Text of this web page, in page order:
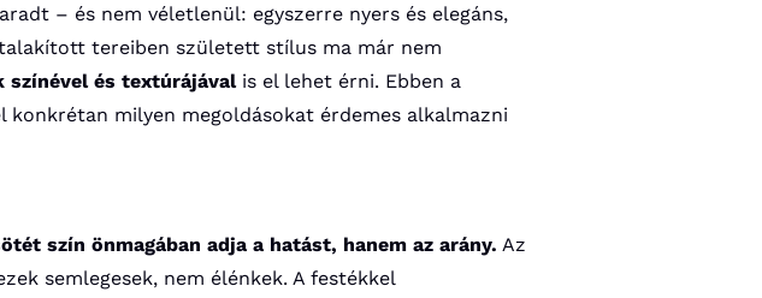
– és nem véletlenül: egyszerre nyers és elegáns,
tereiben született stílus ma már nem
színével és textúrájávalis el lehet érni. Ebben a
milyen megoldásokat érdemes alkalmazni
szín önmagában adja a hatást, hanem az arány. Az
semlegesek, nem élénkek. A festékkel